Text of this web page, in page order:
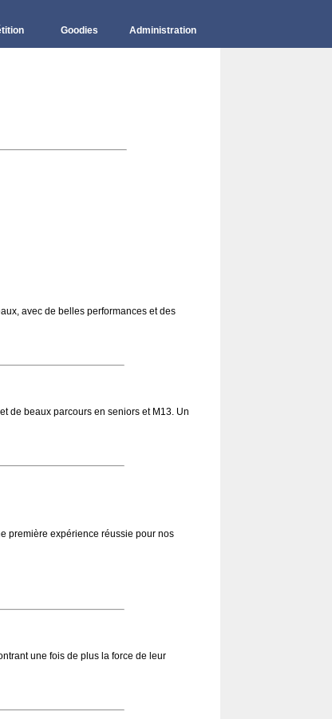
Goodies Administration
avec de belles performances et des
de beaux parcours en seniors et M13. Un
première expérience réussie pour nos
une fois de plus la force de leur